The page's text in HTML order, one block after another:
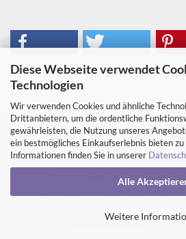
Diese Webseite verwendet
Technologien
Wir verwenden Cookies und ähnliche
Drittanbietern, um die ordentliche
gewährleisten, die Nutzung unseres
ein bestmögliches Einkaufserlebnis bieten
Informationen finden Sie in unserer
Alle
Weitere
Impressum Kontakt
Versand- &
Widerrufsrecht & Muster-
Öffnungszeiten und Lage
Privatsphäre und Datenschutz
Webshop erstellenmit